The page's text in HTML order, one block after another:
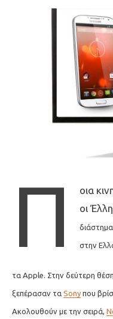
Π
οια
οι
διάστημα
στην
τα Apple. Στην δεύτερη
ξεπέρασαν τα Sony που
Ακολουθούν με την σειρά,